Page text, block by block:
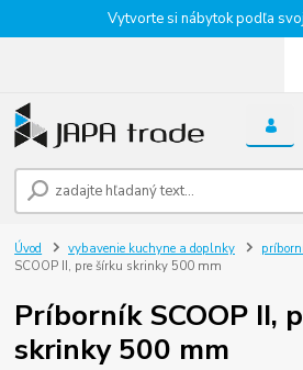
Vytvorte si nábytok podľa
Úvod vybavenie kuchyne a doplnky
SCOOP II, pre šírku skrinky 500 mm
Príborník SCOOP II,
skrinky 500 mm